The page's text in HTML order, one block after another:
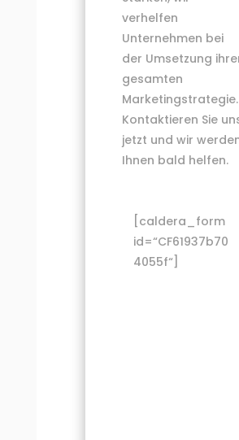
verhelfen
Unternehmen bei
der Umsetzung
gesamten
Marketingstrategie.
Kontaktieren Sie
jetzt und wir
Ihnen bald helfen.
[caldera_form
id=“CF61937b70
4055f“]